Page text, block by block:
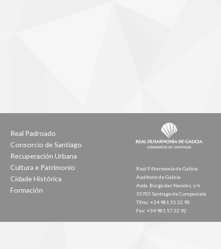
Real Padroado
Consorcio de Santiago
Recuperación Urbana
Cultura e Patrimonio
Cidade Histórica
Formación
Real Filharmonía de Galicia
Auditorio de Galicia
Avda. Burgo das Nacións, s/n
15705 Santiago de Compostela
Tlfno: +34 981 55 22 90
Fax: +34 981 57 22 92